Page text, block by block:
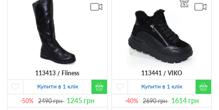
113413
Fliness
Купити в 1 клік
-50% 2490грн 1245 грн
113441
VIKO
Купити в 1 клік
-40% 2690грн 1614грн